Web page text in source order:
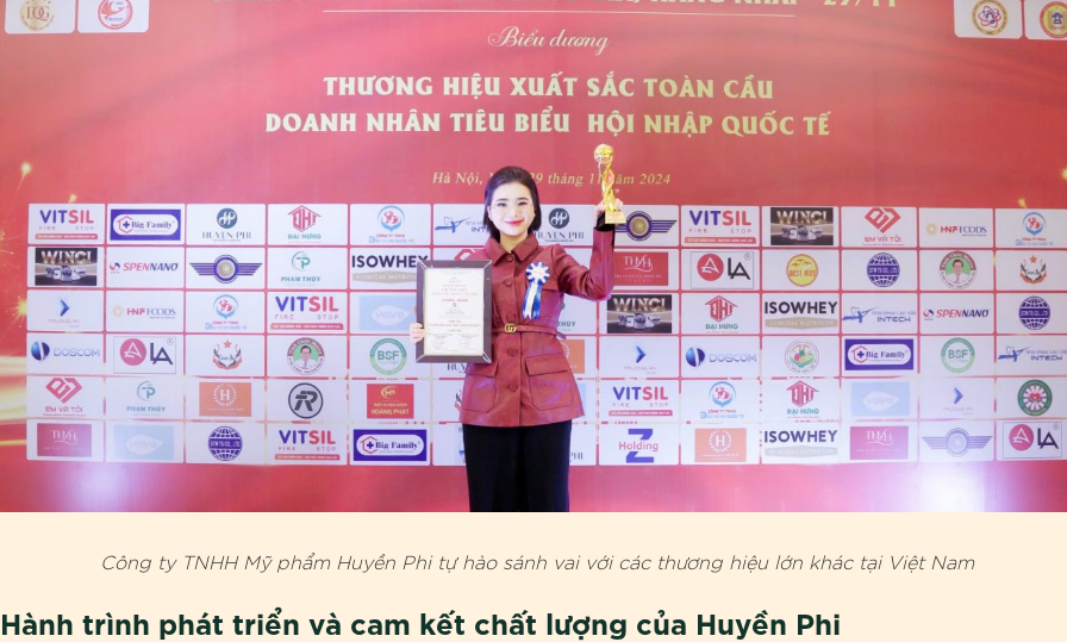
Công ty TNHH Mỹ phẩm Huyền Phi tự hào sánh vai với các thương hiệu lớn khác tại Việt Nam
Hành trình phát triển và cam kết chất lượng của Huyền Phi